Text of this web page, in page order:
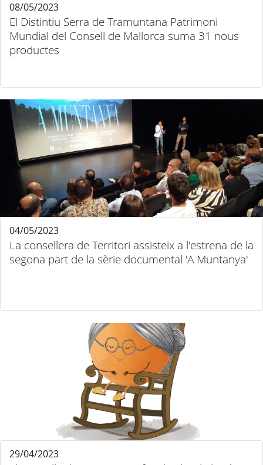
El Distintiu Serra de Tramuntana Patrimoni
Mundial del Consell de Mallorca suma 31 nous
productes
08/05/2023
La consellera de Territori assisteix a l'estrena de la
segona part de la sèrie documental 'A Muntanya'
04/05/2023
29/04/2023